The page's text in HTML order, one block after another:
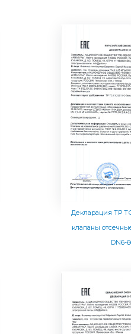
Декларация ТР
клапаны
DN6-